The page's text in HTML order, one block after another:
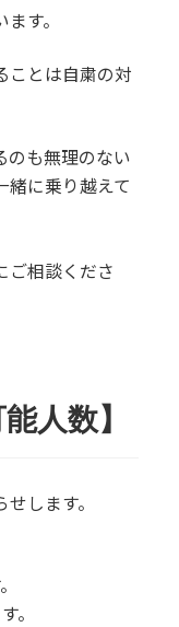
す。
ことは自粛の対
のも無理のない
緒に乗り越えて
ご相談くださ
人数】
します。
。